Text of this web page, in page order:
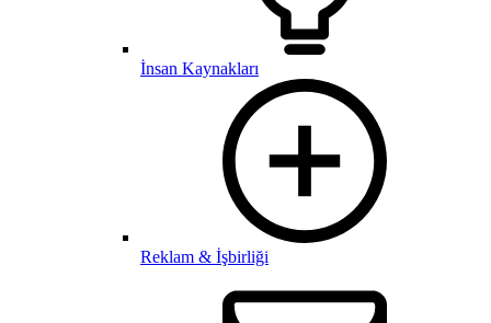
İnsan Kaynakları
Reklam & İşbirliği